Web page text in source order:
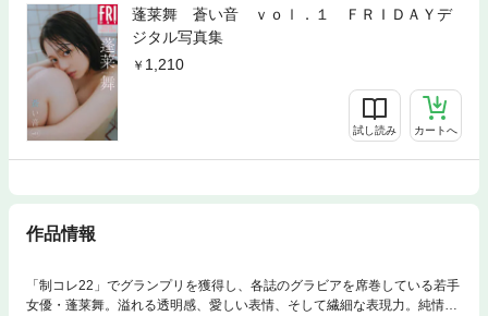
蓬莱舞 蒼い音 ｖｏｌ．１ ＦＲＩＤＡＹデ
ジタル写真集
1,210
試し読み カートへ
作品情報
「制コレ22」でグランプリを獲得し、各誌のグラビアを席巻している若手
女優・蓬莱舞。溢れる透明感、愛しい表情、そして繊細な表現力。純情少